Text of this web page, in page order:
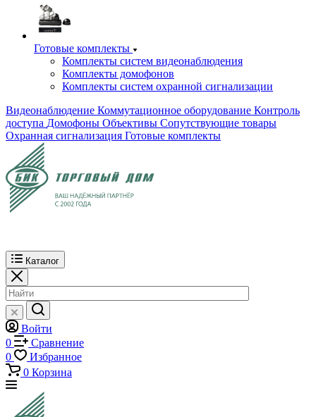
Готовые комплекты
Комплекты систем видеонаблюдения
Комплекты домофонов
Комплекты систем охранной сигнализации
Видеонаблюдение Коммутационное оборудование Контроль
доступа Домофоны Объективы Сопутствующие товары
Охранная сигнализация Готовые комплекты
Каталог
Войти
0
Сравнение
0
Избранное
0 Корзина